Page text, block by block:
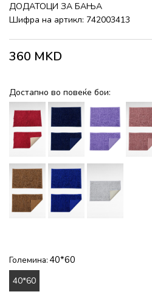
ДОДАТОЦИ ЗА БАЊА
Шифра на артикл: 742003413
360 MKD
Достапно во повеќе бои:
Големина: 40*60
40*60